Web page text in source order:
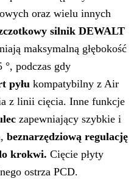
oraz wielu innych
silnik DEWALT
maksymalną głębokość
podczas gdy
pyłu kompatybilny z Air
z linii cięcia. Inne funkcje
zapewniający szybkie i
beznarzędziową regulację
krokwi. Cięcie płyty
ostrza PCD.